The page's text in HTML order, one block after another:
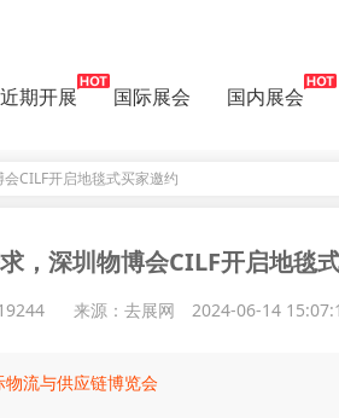
近期开展 国际展会 国内展会
CILF开启地毯式买家邀约
，深圳物博会CILF开启地毯
来源：去展网 2024-06-14
流与供应链博览会